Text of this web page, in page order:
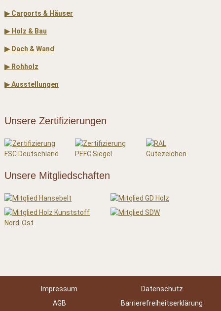
▶ Carports & Häuser
▶ Holz & Bau
▶ Dach & Wand
▶ Rohholz
▶ Ausstellungen
Unsere Zertifizierungen
Unsere Mitgliedschaften
Impressum
Datenschutz
AGB
Barrierefreiheitserklärung